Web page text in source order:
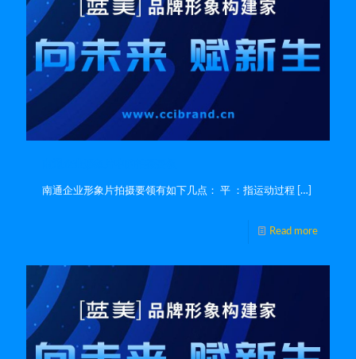
南通企业形象片拍摄要领有如下几点： 平 ：指运动过程 […]
Read more